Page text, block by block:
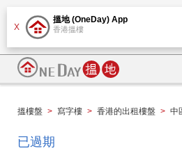
X
搵地 (OneDay) App
香港搵樓
搵樓盤 > 寫字樓 > 香港的出租樓盤 > 中
已過期